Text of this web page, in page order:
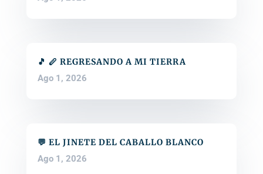
🎵 🪈 REGRESANDO A MI TIERRA
Ago 1, 2026
💬 EL JINETE DEL CABALLO BLANCO
Ago 1, 2026